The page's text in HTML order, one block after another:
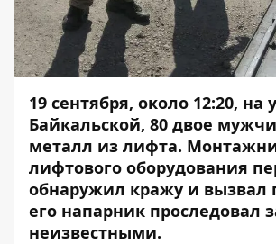
19 сентября, около 12:20, на
Байкальской, 80 двое
металл из лифта.
лифтового оборудования
обнаружил кражу и вызвал
его напарник проследовал
неизвестными.